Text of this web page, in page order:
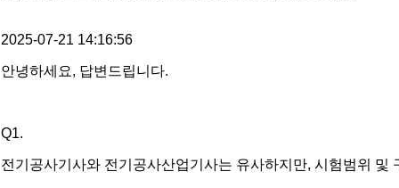
2025-07-21 14:16:56
안녕하세요, 답변드립니다.
Q1.
전기공사기사와 전기공사산업기사는 유사하지만, 시험범위 및